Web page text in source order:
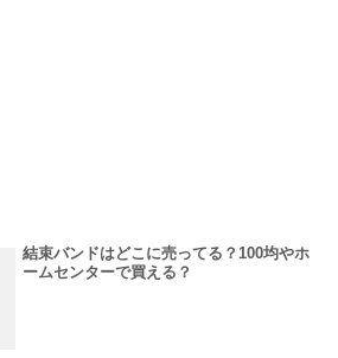
結束バンドはどこに売ってる？100均やホ
ームセンターで買える？